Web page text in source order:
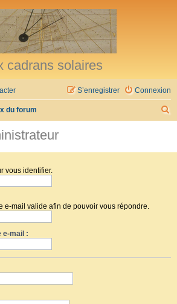
cadrans solaires
Connexion
S’enregistrer
du forum
vous identifier.
e-mail valide afin de pouvoir vous répondre.
e-mail :